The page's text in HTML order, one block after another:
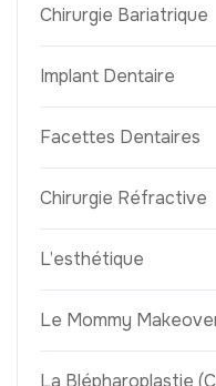
Chirurgie Bariatrique
Implant Dentaire
Facettes Dentaires
Chirurgie Réfractive
L’esthétique
Le Mommy
La Blépharoplastie